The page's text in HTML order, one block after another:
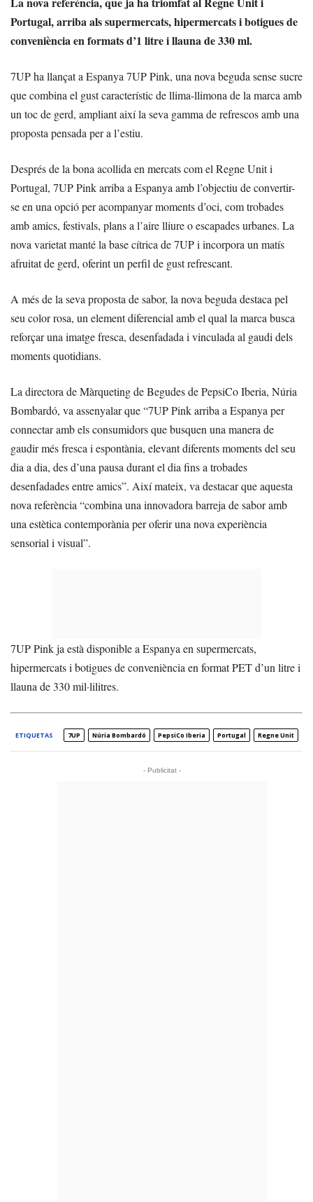
Portugal, arriba als supermercats, hipermercats i botigues de
conveniència en formats d’1 litre i llauna de 330 ml.
7UP ha llançat a Espanya 7UP Pink, una nova beguda sense sucre
que combina el gust característic de llima-llimona de la marca amb
un toc de gerd, ampliant així la seva gamma de refrescos amb una
proposta pensada per a l’estiu.
Després de la bona acollida en mercats com el Regne Unit i
Portugal, 7UP Pink arriba a Espanya amb l’objectiu de convertir-
se en una opció per acompanyar moments d’oci, com trobades
amb amics, festivals, plans a l’aire lliure o escapades urbanes. La
nova varietat manté la base cítrica de 7UP i incorpora un matís
afruitat de gerd, oferint un perfil de gust refrescant.
A més de la seva proposta de sabor, la nova beguda destaca pel
seu color rosa, un element diferencial amb el qual la marca busca
reforçar una imatge fresca, desenfadada i vinculada al gaudi dels
moments quotidians.
La directora de Màrqueting de Begudes de PepsiCo Iberia, Núria
Bombardó, va assenyalar que “7UP Pink arriba a Espanya per
connectar amb els consumidors que busquen una manera de
gaudir més fresca i espontània, elevant diferents moments del seu
dia a dia, des d’una pausa durant el dia fins a trobades
desenfadades entre amics”. Així mateix, va destacar que aquesta
nova referència “combina una innovadora barreja de sabor amb
una estètica contemporània per oferir una nova experiència
sensorial i visual”.
7UP Pink ja està disponible a Espanya en supermercats,
hipermercats i botigues de conveniència en format PET d’un litre i
llauna de 330 mil·lilitres.
ETIQUETAS 7UP Núria Bombardó PepsiCo Iberia Portugal Regne Unit
- Publicitat -